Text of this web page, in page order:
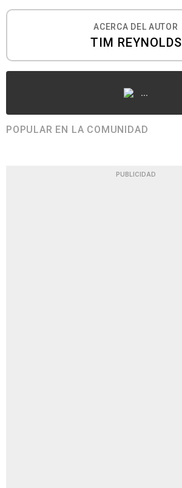
ACERCA DEL AUTOR
TIM REYNOLDS
...
POPULAR EN LA COMUNIDAD
PUBLICIDAD